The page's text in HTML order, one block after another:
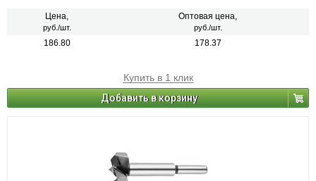
Цена,
руб./шт.
Оптовая цена,
руб./шт.
186.80 178.37
Купить в 1 клик
Добавить в корзину